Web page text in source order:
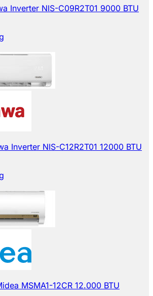
Inverter NIS-C09R2T01 9000 BTU
Inverter NIS-C12R2T01 12000 BTU
MSMA1-12CR 12.000 BTU